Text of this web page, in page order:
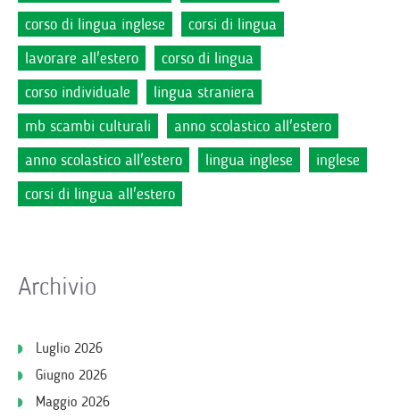
corso di lingua inglese
corsi di lingua
lavorare all'estero
corso di lingua
corso individuale
lingua straniera
mb scambi culturali
anno scolastico all'estero
anno scolastico all'estero
lingua inglese
inglese
corsi di lingua all'estero
Archivio
Luglio 2026
Giugno 2026
Maggio 2026